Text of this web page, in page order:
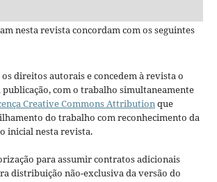
nesta revista concordam com os seguintes
direitos autorais e concedem à revista o
com o trabalho simultaneamente
Creative Commons Attributionque
do trabalho com reconhecimento da
inicial nesta revista.
para assumir contratos adicionais
distribuição não-exclusiva da versão do